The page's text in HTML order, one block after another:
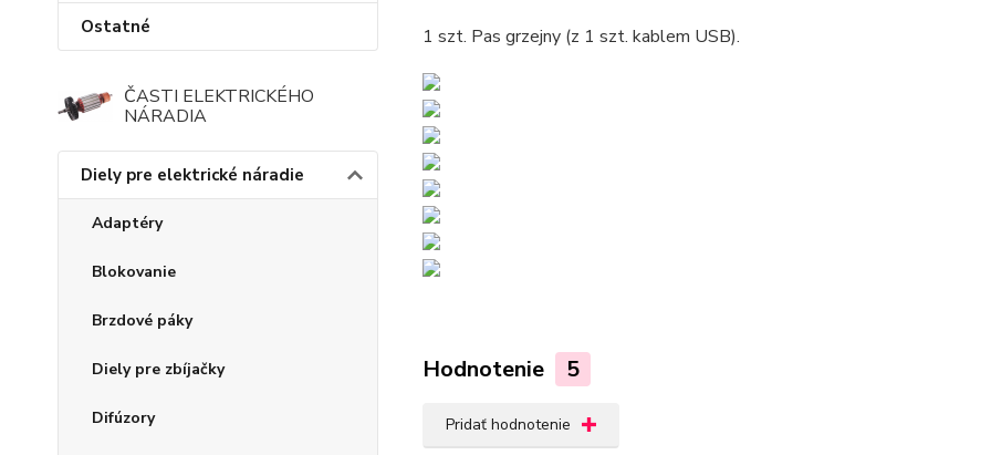
Ostatné
ČASTI ELEKTRICKÉHO
NÁRADIA
Diely pre elektrické náradie
Adaptéry
Blokovanie
Brzdové páky
Diely pre zbíjačky
Difúzory
1 szt. Pas grzejny (z 1 szt. kablem USB).
Hodnotenie 5
Pridať hodnotenie